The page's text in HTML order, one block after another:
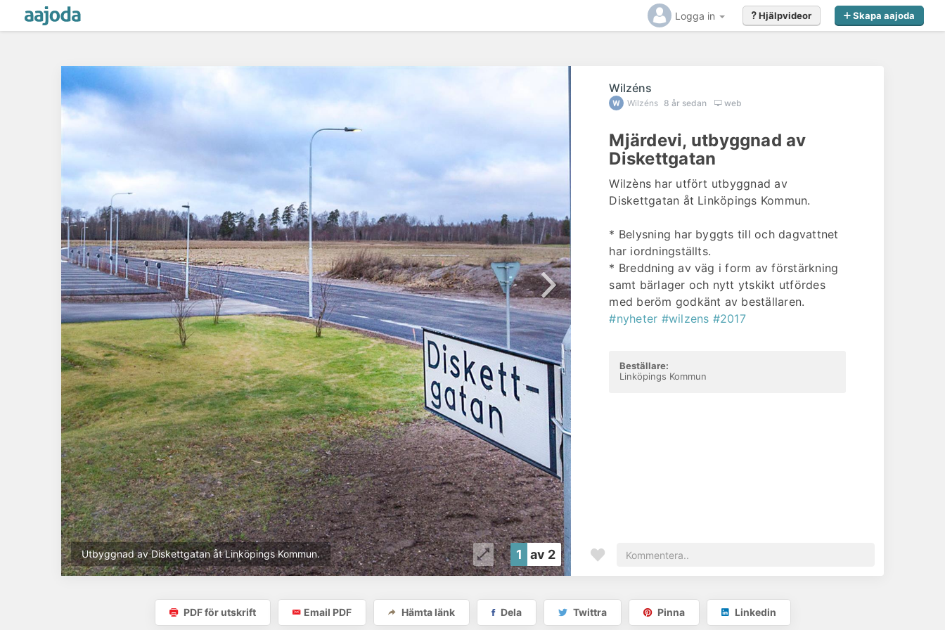
Logga in Skapa aajoda
Hjälpvideor
Utbyggnad av Diskettgatan åt Linköpings Kommun.
Gillar du det du såg?
KontaktaWilzénsredan idag för offert eller
förfrågan
1 av 2
Wilzéns
Wilzéns 8 år sedan web
Mjärdevi, utbyggnad av
Diskettgatan
Wilzèns har utfört utbyggnad av
Diskettgatan åt Linköpings Kommun.
* Belysning har byggts till och dagvattnet
har iordningställts.
* Breddning av väg i form av förstärkning
samt bärlager och nytt ytskikt utfördes
med beröm godkänt av beställaren.
#nyheter #wilzens #2017
Beställare:
Linköpings Kommun
PDF för utskrift Email PDF Hämta länk Dela Twittra Pinna Linkedin